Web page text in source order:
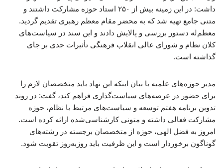
داشت: در این زمینه بیش از ۲۵۰ استاد حوزه مشارکت داشتند و
متنی جامع تهیه شد که به محضر مقام معظم رهبری تقدیم گردید.
معظم‌له دستور بررسی و پالایش دادند و این سند در سیاست‌های
کلان نظام و شورای عالی انقلاب فرهنگی تأثیرات جدی بر جای
گذاشته است.
مدیر حوزه‌های علمیه با بیان اینکه این نهاد باید متخصصان لازم را
برای حضور در عرصه‌های سیاست‌گذاری فراهم کند، گفت: در روند
تدوین برنامه هفتم توسعه و سیاست‌های مرتبط با نظام، حوزه
مشارکت فعالی داشته و متونی کارشناسی‌شده ارائه کرده است.
امروز به فضل الهی، حوزه از متخصصان برجسته در رشته‌های
گوناگون برخوردار است و این ظرفیت باید روزبه‌روز تقویت شود.